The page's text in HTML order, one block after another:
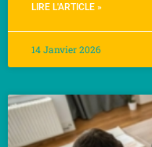
LIRE L'ARTICLE »
14 Janvier 2026